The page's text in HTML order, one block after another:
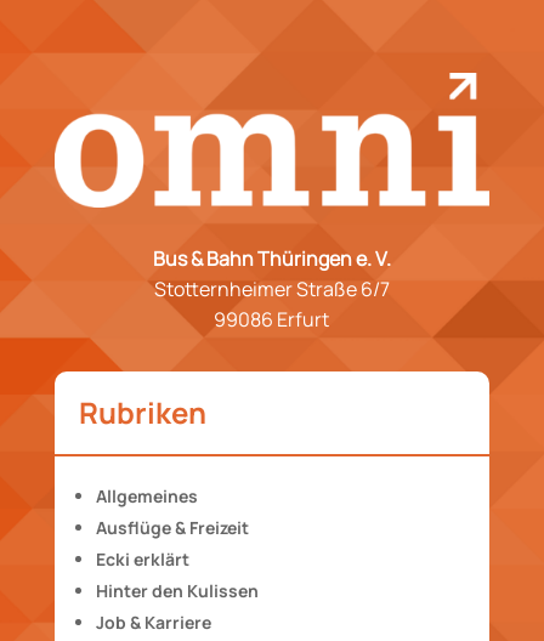
Bus & Bahn Thüringen e. V.
Stotternheimer Straße 6/7
99086 Erfurt
Rubriken
Allgemeines
Ausflüge & Freizeit
Ecki erklärt
Hinter den Kulissen
Job & Karriere